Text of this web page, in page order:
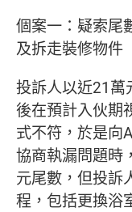
個案一：疑索尾
及拆走裝修物件
投訴人以近21萬
後在預計入伙期
式不符，於是向
協商執漏問題時
元尾數，但投訴
程，包括更換浴